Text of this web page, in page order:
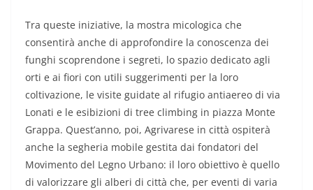
Tra queste iniziative, la mostra micologica che
consentirà anche di approfondire la conoscenza dei
funghi scoprendone i segreti, lo spazio dedicato agli
orti e ai fiori con utili suggerimenti per la loro
coltivazione, le visite guidate al rifugio antiaereo di via
Lonati e le esibizioni di tree climbing in piazza Monte
Grappa. Quest’anno, poi, Agrivarese in città ospiterà
anche la segheria mobile gestita dai fondatori del
Movimento del Legno Urbano: il loro obiettivo è quello
di valorizzare gli alberi di città che, per eventi di varia